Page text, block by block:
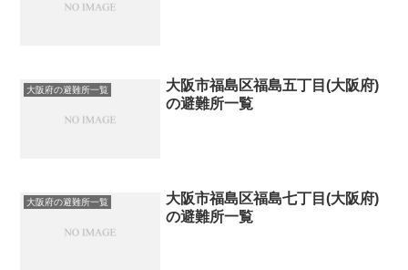
大阪府の避難所一覧
大阪市福島区福島五丁目(大阪府)
の避難所一覧
大阪府の避難所一覧
大阪市福島区福島七丁目(大阪府)
の避難所一覧